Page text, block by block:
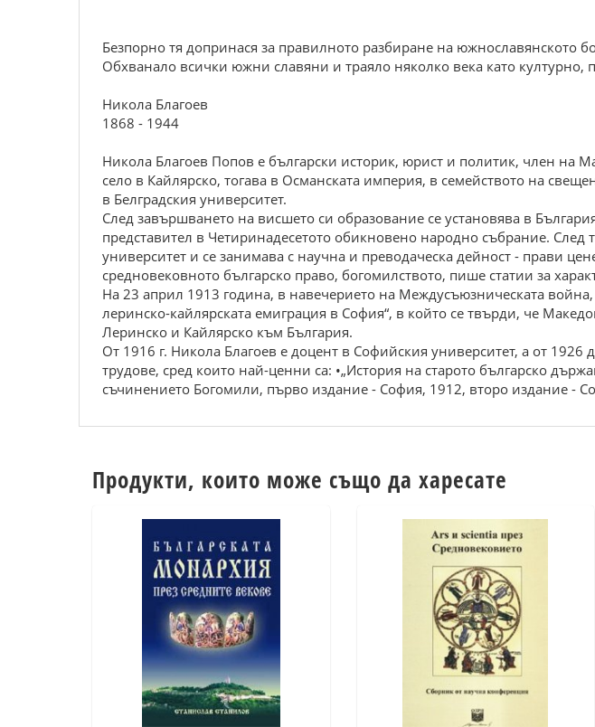
Безпорно тя допринася за правилното разбиране на южнославянското
Обхванало всички южни славяни и траяло няколко века като
Никола Благоев
1868 - 1944
Никола Благоев Попов е български историк, юрист и политик, член на
село в Кайлярско, тогава в Османската империя, в семейството на
в Белградския университет.
След завършването на висшето си образование се установява в
представител в Четиринадесетото обикновено народно събрание.
университет и се занимава с научна и преводаческа дейност - прави
средновековното българско право, богомилството, пише статии за
На 23 април 1913 година, в навечерието на Междусъюзническата
леринско-кайлярската емиграция в София“, в който се твърди, че
Леринско и Кайлярско към България.
От 1916 г. Никола Благоев е доцент в Софийския университет, а от
трудове, сред които най-ценни са: •„История на старото българско
съчинението Богомили, първо издание - София, 1912, второ издание -
Продукти, които може също да харесате